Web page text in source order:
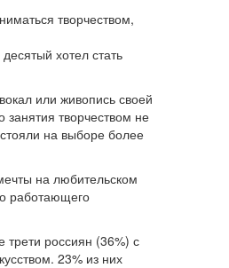
творчеством,
хотел стать
или живопись своей
занятия творчеством не
на выборе более
на любительском
работающего
трети россиян (36%) с
23% из них